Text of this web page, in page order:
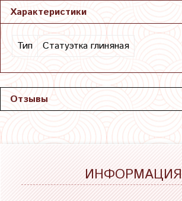
Характеристики
Тип Статуэтка глиняная
Отзывы
ИНФОРМАЦИЯ